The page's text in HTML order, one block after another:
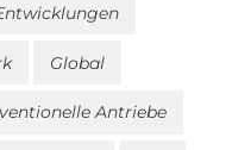
Global
Antriebe